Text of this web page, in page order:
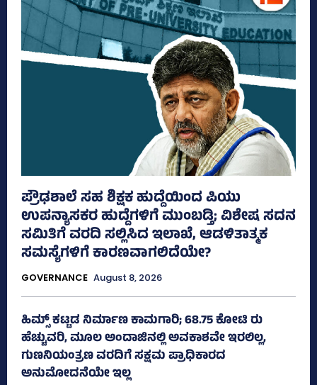
ಪ್ರೌಢಶಾಲೆ ಸಹ ಶಿಕ್ಷಕ ಹುದ್ದೆಯಿಂದ ಪಿಯು
ಉಪನ್ಯಾಸಕರ ಹುದ್ದೆಗಳಿಗೆ ಮುಂಬಡ್ತಿ; ವಿಶೇಷ ಸದನ
ಸಮಿತಿಗೆ ವರದಿ ಸಲ್ಲಿಸಿದ ಇಲಾಖೆ, ಆಡಳಿತಾತ್ಮಕ
ಸಮಸ್ಯೆಗಳಿಗೆ ಕಾರಣವಾಗಲಿದೆಯೇ?
GOVERNANCE August 8, 2026
ಹಿಮ್ಸ್‌ ಕಟ್ಟಡ ನಿರ್ಮಾಣ ಕಾಮಗಾರಿ; 68.75 ಕೋಟಿ ರು
ಹೆಚ್ಚುವರಿ, ಮೂಲ ಅಂದಾಜಿನಲ್ಲಿ ಅವಕಾಶವೇ ಇರಲಿಲ್ಲ,
ಗುಣನಿಯಂತ್ರಣ ವರದಿಗೆ ಸಕ್ಷಮ ಪ್ರಾಧಿಕಾರದ
ಅನುಮೋದನೆಯೇ ಇಲ್ಲ